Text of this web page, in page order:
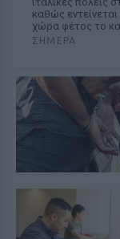
καθώς
χώρα φέτος το
ΣΉΜΕΡΑ